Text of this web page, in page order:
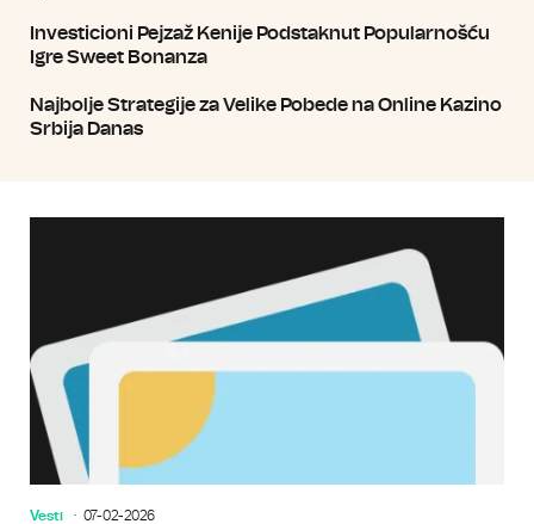
Investicioni Pejzaž Kenije Podstaknut Popularnošću
Igre Sweet Bonanza
Najbolje Strategije za Velike Pobede na Online Kazino
Srbija Danas
Vesti 07-02-2026